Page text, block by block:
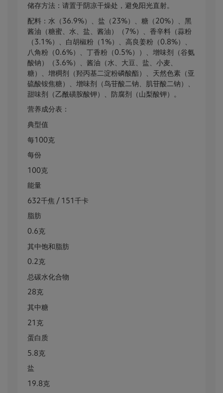
储存方法：请置于阴凉干燥处，避免阳光直射。
配料：水（36.9%）、盐（23%）、糖（20%）、黑
酱油（糖蜜、水、盐、酱油）（7%）、香辛料（蒜粉
（3.1%）、白胡椒粉（1%）、高良姜粉（0.8%）、
八角粉（0.6%）、丁香粉（0.5%））、增味剂（谷氨
酸钠）（3.6%）、酱油（水、大豆、盐、小麦、
糖）、增稠剂（羟丙基二淀粉磷酸酯）、天然色素（亚
硫酸铵焦糖）、增味剂（鸟苷酸二钠、肌苷酸二钠）、
甜味剂（乙酰磺胺酸钾）、防腐剂（山梨酸钾）。
营养成分表：
典型值
每100克
每份
100克
能量
632千焦 / 151千卡
脂肪
0.6克
其中饱和脂肪
0.2克
总碳水化合物
28克
其中糖
21克
蛋白质
5.8克
盐
19.8克